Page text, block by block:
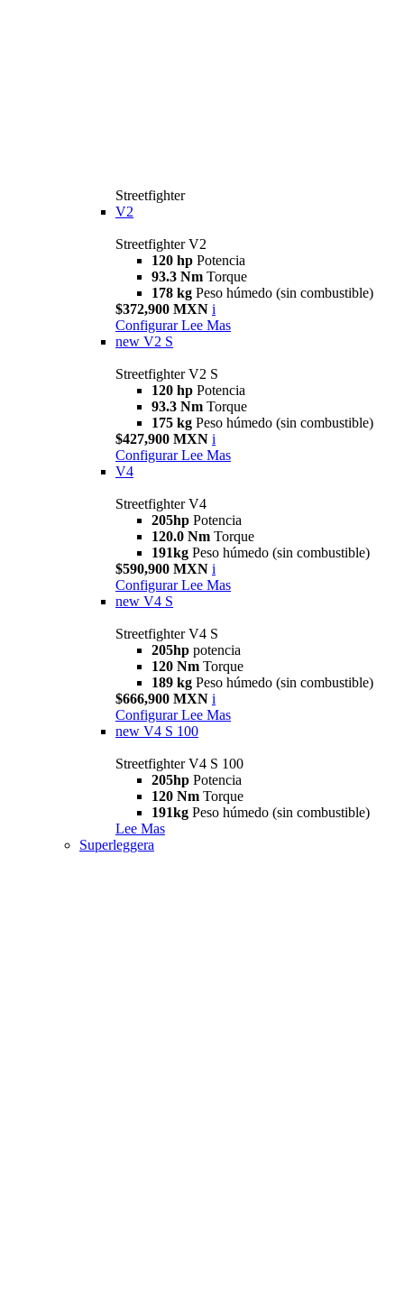
Streetfighter
V2
Streetfighter V2
120 hp Potencia
93.3 Nm Torque
178 kg Peso húmedo (sin combustible)
$372,900 MXN i
Configurar Lee Mas
new V2 S
Streetfighter V2 S
120 hp Potencia
93.3 Nm Torque
175 kg Peso húmedo (sin combustible)
$427,900 MXN i
Configurar Lee Mas
V4
Streetfighter V4
205hp Potencia
120.0 Nm Torque
191kg Peso húmedo (sin combustible)
$590,900 MXN i
Configurar Lee Mas
new V4 S
Streetfighter V4 S
205hp potencia
120 Nm Torque
189 kg Peso húmedo (sin combustible)
$666,900 MXN i
Configurar Lee Mas
new V4 S 100
Streetfighter V4 S 100
205hp Potencia
120 Nm Torque
191kg Peso húmedo (sin combustible)
Lee Mas
Superleggera